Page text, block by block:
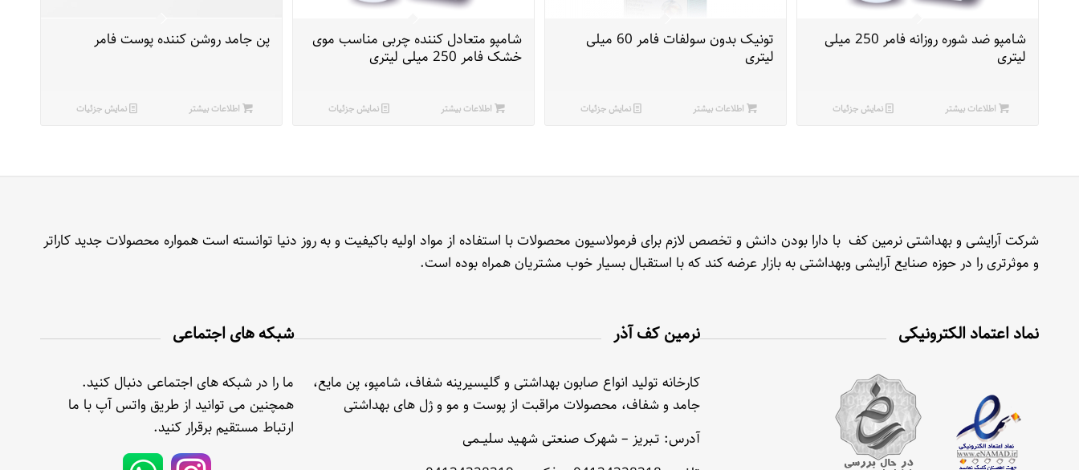
شامپو ضد شوره روزانه فامر 250 میلی
لیتری
اطلاعات بیشتر نمایش جزئیات
تونیک بدون سولفات فامر 60 میلی
لیتری
اطلاعات بیشتر نمایش جزئیات
شامپو متعادل کننده چربی مناسب موی
خشک فامر 250 میلی لیتری
اطلاعات بیشتر نمایش جزئیات
پن جامد روشن کننده پوست فامر
اطلاعات بیشتر نمایش جزئیات
شرکت آرایشی و بهداشتی نرمین کف با دارا بودن دانش و تخصص لازم برای فرمولاسیون محصولات با استفاده از مواد اولیه باکیفیت و به روز دنیا توانسته است همواره محصولات جدید کاراتر
و موثرتری را در حوزه صنایع آرایشی وبهداشتی به بازار عرضه کند که با استقبال بسیار خوب مشتریان همراه بوده است.
نماد اعتماد الکترونیکی نرمین کف آذر
کارخانه تولید انواع صابون بهداشتی و گلیسیرینه شفاف، شامپو، پن مایع،
جامد و شفاف، محصولات مراقبت از پوست و مو و ژل های بهداشتی
آدرس: تـبریز – شهرک صنعتی شهـید سلیــمی
شبکه های اجتماعی
ما را در شبکه های اجتماعی دنبال کنید.
همچنین می توانید از طریق واتس آپ با ما
ارتباط مستقیم برقرار کنید.